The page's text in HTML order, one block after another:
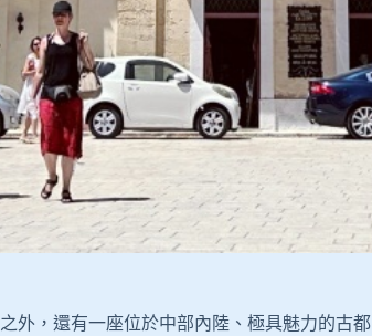
之外，還有一座位於中部內陸、極具魅力的古都